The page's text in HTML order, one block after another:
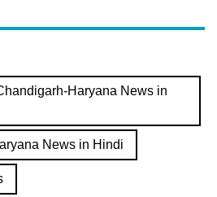
Haryana News in
News in Hindi